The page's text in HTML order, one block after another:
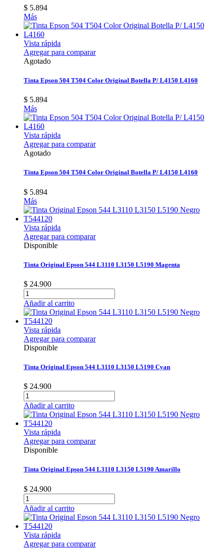
$ 5.894
Más
Vista rápida
Agregar para comparar
Agotado
Tinta Epson 504 T504 Color Original Botella P/ L4150 L4160
$ 5.894
Más
Vista rápida
Agregar para comparar
Agotado
Tinta Epson 504 T504 Color Original Botella P/ L4150 L4160
$ 5.894
Más
Vista rápida
Agregar para comparar
Disponible
Tinta Original Epson 544 L3110 L3150 L5190 Magenta
$ 24.900
Añadir al carrito
Vista rápida
Agregar para comparar
Disponible
Tinta Original Epson 544 L3110 L3150 L5190 Cyan
$ 24.900
Añadir al carrito
Vista rápida
Agregar para comparar
Disponible
Tinta Original Epson 544 L3110 L3150 L5190 Amarillo
$ 24.900
Añadir al carrito
Vista rápida
Agregar para comparar